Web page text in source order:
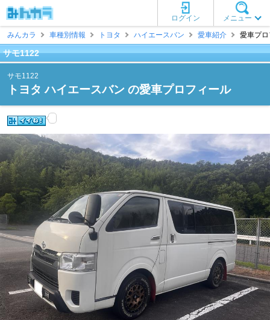
メニュー
ログイン
みんカラ
車種別情報 トヨタ ハイエースバン 愛車紹介 愛車プ
サモ1122
サモ1122
トヨタ ハイエースバン の愛車プロフィール